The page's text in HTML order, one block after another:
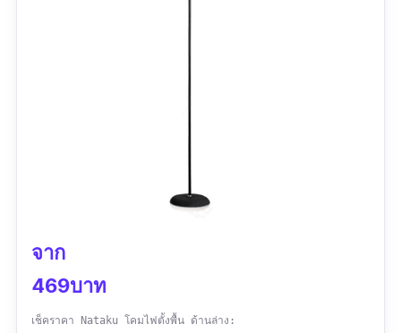
จาก
469บาท
เช็คราคา Nataku โคมไฟตั้งพื้น ด้านล่าง: